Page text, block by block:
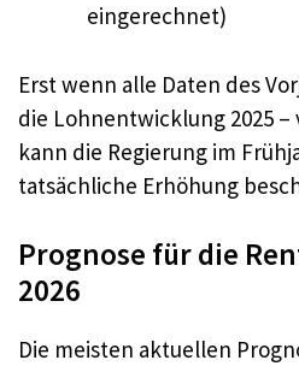
eingerechnet)
Erst wenn alle Daten des
die Lohnentwicklung 2025
kann die Regierung im
tatsächliche Erhöhung
Prognose für die
2026
Die meisten aktuellen